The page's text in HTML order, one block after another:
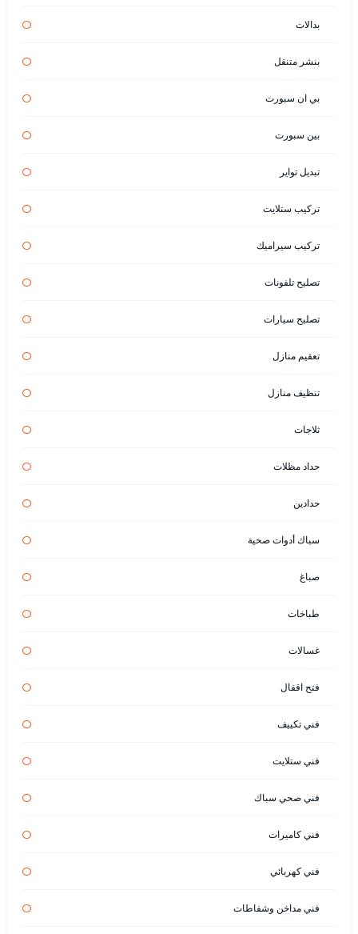
بدالات
بنشر متنقل
بي ان سبورت
بين سبورت
تبديل تواير
تركيب ستلايت
تركيب سيراميك
تصليح تلفونات
تصليح سيارات
تعقيم منازل
تنظيف منازل
ثلاجات
حداد مظلات
حدادين
سباك أدوات صحية
صباغ
طباخات
غسالات
فتح اقفال
فني تكييف
فني ستلايت
فني صحي سباك
فني كاميرات
فني كهربائي
فني مداخن وشفاطات